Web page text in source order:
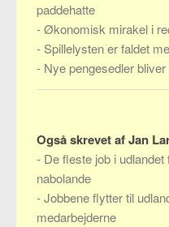
paddehatte
-Økonomisk mirakel i
- Spillelysten er faldet
- Nye pengesedler
Også skrevet af Jan
- De fleste job i
nabolande
-Jobbene flytter til
medarbejderne